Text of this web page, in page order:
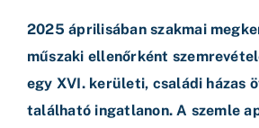
2025 áprilisában szakmai
műszaki ellenőrként
egy XVI. kerületi, családi házas
található ingatlanon. A szemle